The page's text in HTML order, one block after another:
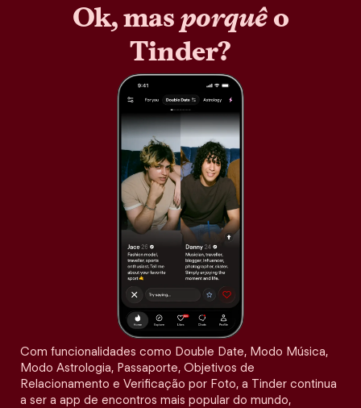
Ok, masporquêo
Tinder?
Com funcionalidades como Double Date, Modo Música,
Modo Astrologia, Passaporte, Objetivos de
Relacionamento e Verificação por Foto, a Tinder continua
a ser a app de encontros mais popular do mundo,